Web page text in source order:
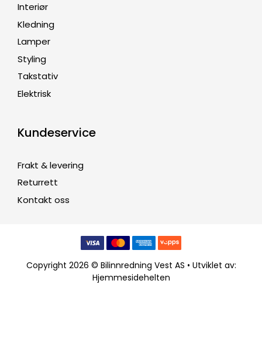
Interiør
Kledning
Lamper
Styling
Takstativ
Elektrisk
Kundeservice
Frakt & levering
Returrett
Kontakt oss
Copyright 2026 © Bilinnredning Vest AS • Utviklet av:
Hjemmesidehelten